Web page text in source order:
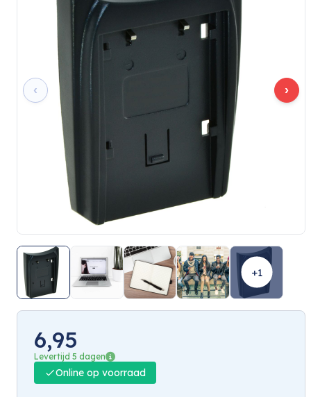
‹ ›
+1
6,95
Levertijd 5 dagen
Online op voorraad